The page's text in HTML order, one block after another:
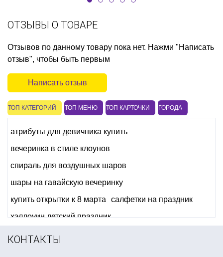
ОТЗЫВЫ О ТОВАРЕ
Отзывов по данному товару пока нет. Нажми "Написать
отзыв", чтобы быть первым
Написать отзыв
ТОП КАТЕГОРИЙ ТОП МЕНЮ ТОП КАРТОЧКИ ГОРОДА
атрибуты для девичника купить
вечеринка в стиле клоунов
спираль для воздушных шаров
шары на гавайскую вечеринку
купить открытки к 8 марта
салфетки на праздник
хэллоуин детский праздник
КОНТАКТЫ